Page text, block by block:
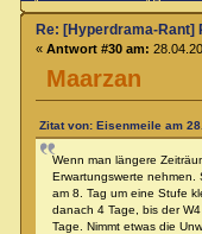
Maarzan
Re: [Hyperdrama-Rant]
« Antwort #30 am:
Zitat von: Eisenmeile am
Wenn man längere
Erwartungswerte nehmen.
am 8. Tag um eine Stufe
danach 4 Tage, bis der
Tage. Nimmt etwas die